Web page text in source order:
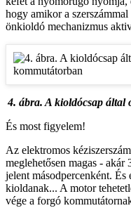
hogy amikor a
önkioldó mechanizmus
4. ábra. A kioldócsap által
És most figyelem!
Az elektromos
meglehetősen magas -
jelent másodpercenként. És
kioldanak... A motor
vége a forgó